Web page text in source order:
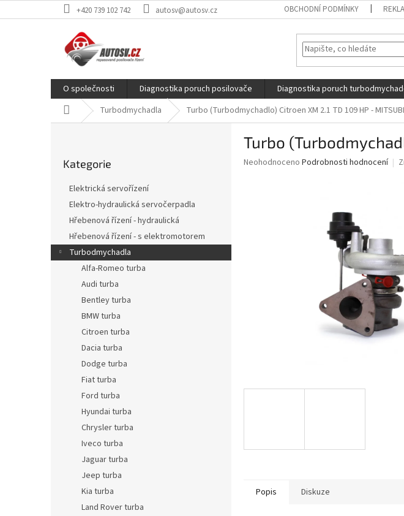
na
+420 739 102 742 autosv@autosv.cz OBCHODNÍ PODMÍNKY
O společnosti Diagnostika poruch posilovače Diagnostika poruch
Domů Turbodmychadla Turbo (Turbodmychadlo) Citroen XM 2.1 TD 109 HP -
a
kategorie
Kategorie
Elektrická servořízení
Elektro-hydraulická servočerpadla
Hřebenová řízení - hydraulická
Hřebenová řízení - s elektromotorem
Turbodmychadla
Alfa-Romeo turba
Audi turba
Bentley turba
BMW turba
Citroen turba
Dacia turba
Dodge turba
Fiat turba
Ford turba
Hyundai turba
Chrysler turba
Iveco turba
Jaguar turba
Jeep turba
Kia turba
Land Rover turba
Turbo
Průměrné
Neohodnoceno Podrobnosti hodnocení
Popis Diskuze